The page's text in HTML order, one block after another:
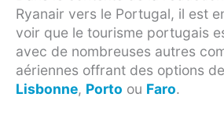
Ryanair vers le Portugal, il est
voir que le tourisme portugais
avec de nombreuses autres
aériennes offrant des options
Lisbonne, Porto ou Faro.